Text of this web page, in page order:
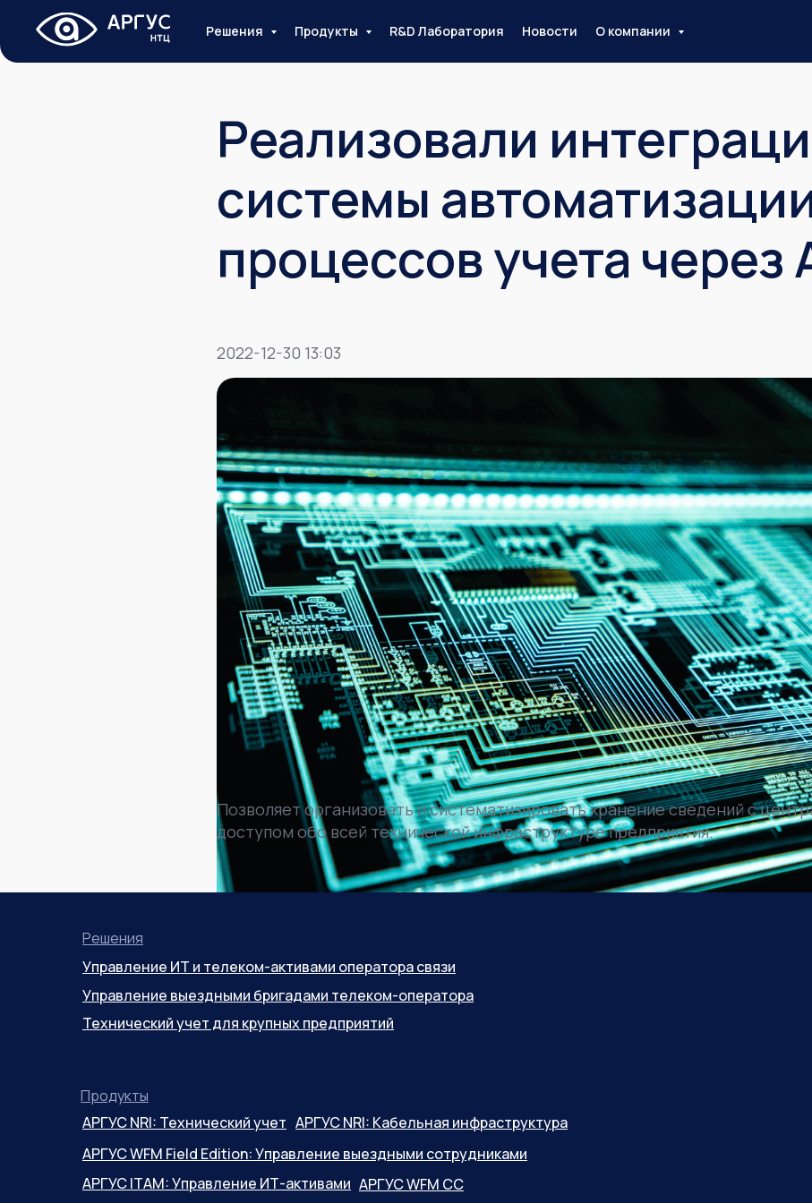
Решения Продукты R&D Лаборатория Новости О компании
Реализовали
системы
процессов учета через
2022-12-30 13:03
Позволяет организовать и систематизировать хранение сведений с
доступом обо всей технической инфраструктуре предприятия.
Решения
Продукты
Управление ИТ и телеком-активами оператора связи
АРГУС WFM Field Edition: Управление выездными сотрудниками
Управление выездными бригадами телеком-оператора
АРГУС NRI: Технический учет
АРГУС WFM CC
Технический учет для крупных предприятий
АРГУС NRI: Кабельная инфраструктура
АРГУС ITAM: Управление ИТ-активами